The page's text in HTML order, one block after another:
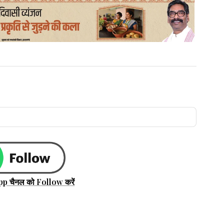
चैनल को Follow करें